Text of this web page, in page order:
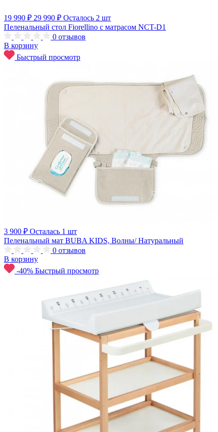
19 990 ₽ 29 990 ₽ Осталось 2 шт
Пеленальный стол Fiorellino с матрасом NCT-D1
0 отзывов
В корзину
Быстрый просмотр
3 900 ₽ Осталась 1 шт
Пеленальный мат BUBA KIDS, Волны/ Натуральный
0 отзывов
В корзину
-40% Быстрый просмотр